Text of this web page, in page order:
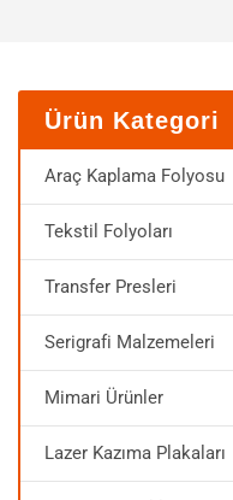
MAĞAZA
SSS
İLETIŞIM
Ürün Kategori
Araç Kaplama Folyosu
Tekstil Folyoları
Transfer Presleri
Serigrafi Malzemeleri
Mimari Ürünler
Lazer Kazıma Plakaları